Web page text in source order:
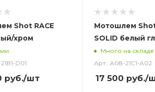
Shot RACE
хром
D01
руб./шт
Мотошлем Shot
SOLID белый
Много на складе
Арт.: A08-21C1-A02
17 500 руб./